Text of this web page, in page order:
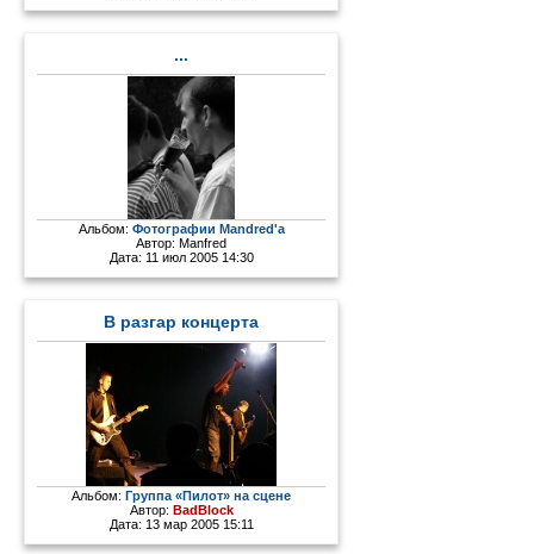
...
Альбом: Фотографии Mandred'а
Автор:Manfred
Дата: 11 июл 2005 14:30
В разгар концерта
Альбом:Группа «Пилот» на сцене
Автор: BadBlock
Дата: 13 мар 2005 15:11